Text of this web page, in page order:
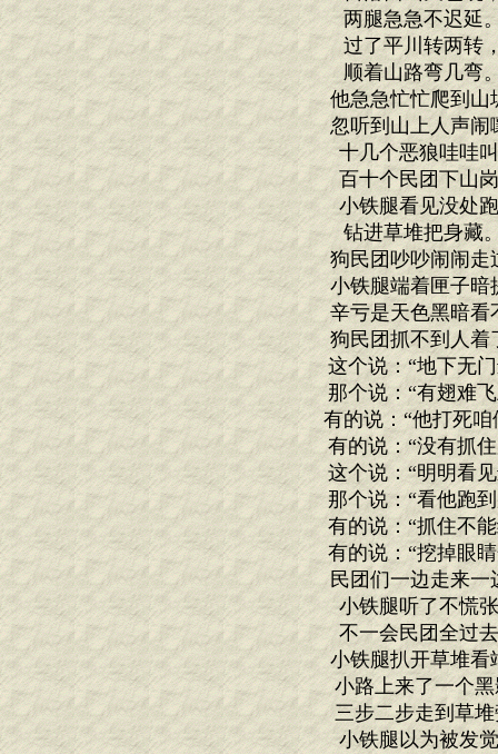
两腿急急不迟延
过了平川转两转
顺着山路弯几弯
他急急忙忙爬到山
忽听到山上人声闹
十几个恶狼哇哇
百十个民团下山
小铁腿看见没处
钻进草堆把身藏
狗民团吵吵闹闹走
小铁腿端着匣子暗
辛亏是天色黑暗看
狗民团抓不到人着
这个说：“地下无门
那个说：“有翅难飞
有的说：“他打死咱们
有的说：“没有抓住
这个说：“明明看见
那个说：“看他跑到
有的说：“抓住不能
有的说：“挖掉眼睛
民团们一边走来一
小铁腿听了不慌
不一会民团全过
小铁腿扒开草堆看
小路上来了一个黑
三步二步走到草堆
小铁腿以为被发